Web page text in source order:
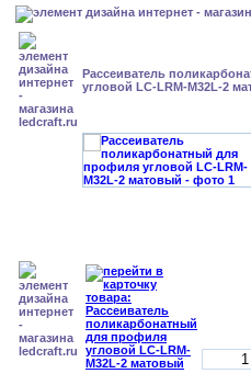
Рассеиватель
угловой LC-LRM-M32L-2